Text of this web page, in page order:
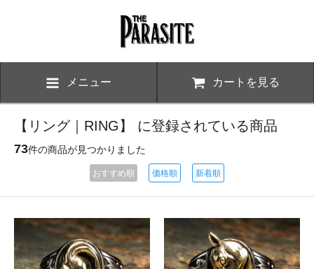
メニュー カートを見る
【リング｜RING】 に登録されている商品
73件の商品が見つかりました
おすすめ順 価格順 新着順